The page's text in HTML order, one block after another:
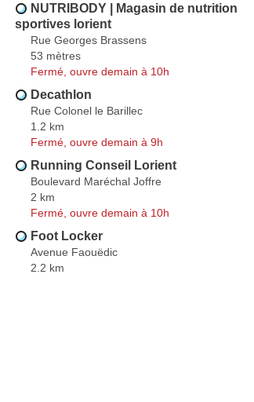
NUTRIBODY | Magasin de nutrition
sportives lorient
Rue Georges Brassens
53 mètres
Fermé, ouvre demain à 10h
Decathlon
Rue Colonel le Barillec
1.2 km
Fermé, ouvre demain à 9h
Running Conseil Lorient
Boulevard Maréchal Joffre
2 km
Fermé, ouvre demain à 10h
Foot Locker
Avenue Faouëdic
2.2 km